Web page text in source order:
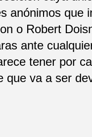
anónimos que
o Robert
ante
tener por
que va a ser